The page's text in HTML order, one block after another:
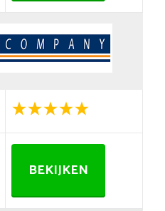
BEKIJKEN